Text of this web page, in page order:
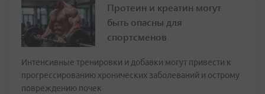
Протеин и креатин могут
быть опасны для
спортсменов
Интенсивные тренировки и добавки могут привести к
прогрессированию хронических заболеваний и острому
повреждению почек